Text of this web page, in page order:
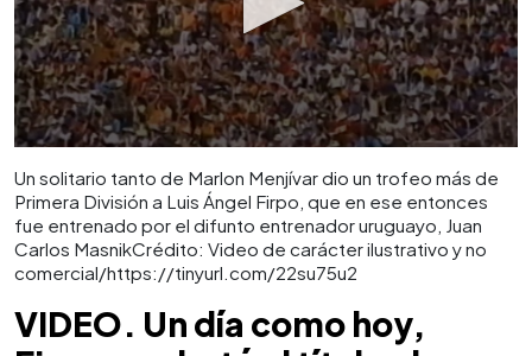
Un solitario tanto de Marlon Menjívar dio un trofeo más de
Primera División a Luis Ángel Firpo, que en ese entonces
fue entrenado por el difunto entrenador uruguayo, Juan
Carlos MasnikCrédito: Video de carácter ilustrativo y no
comercial/https://tinyurl.com/22su75u2
VIDEO. Un día como hoy,